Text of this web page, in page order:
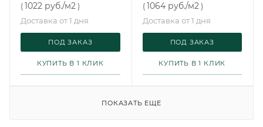
(1022 руб./м2)
Доставка от 1 дня
ПОД ЗАКАЗ
КУПИТЬ В 1 КЛИК
(1064 руб./м2 )
Доставка от 1 дня
ПОД ЗАКАЗ
КУПИТЬ В 1 КЛИК
ПОКАЗАТЬ ЕЩЕ